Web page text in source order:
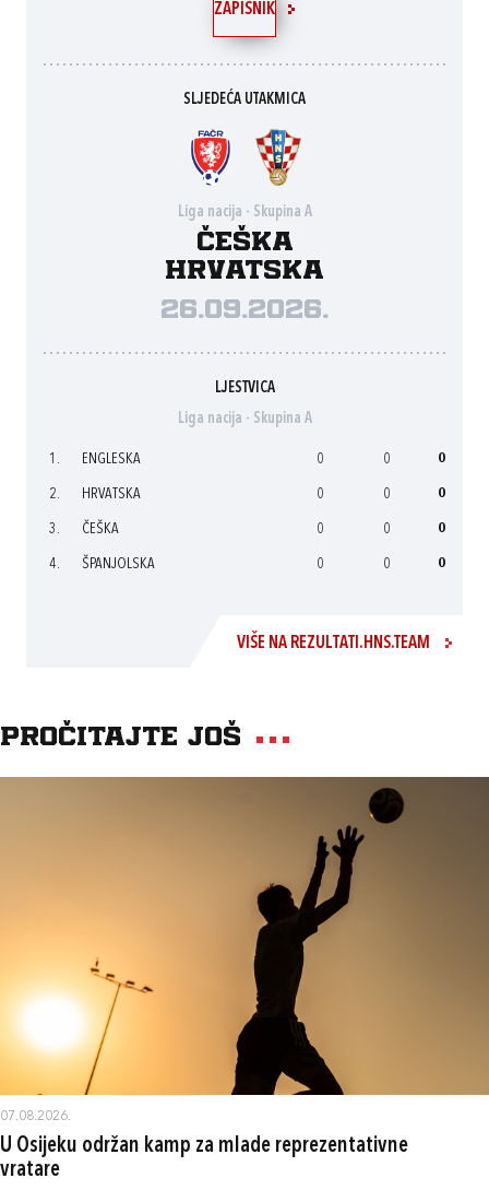
ZAPISNIK
SLJEDEĆA UTAKMICA
Liga nacija - Skupina A
Češka
Hrvatska
26.09.2026.
LJESTVICA
Liga nacija - Skupina A
1. ENGLESKA 0 0 0
2. HRVATSKA 0 0 0
3. ČEŠKA 0 0 0
4. ŠPANJOLSKA 0 0 0
VIŠE NA REZULTATI.HNS.TEAM
Pročitajte još
07.08.2026.
U Osijeku održan kamp za mlade reprezentativne
vratare